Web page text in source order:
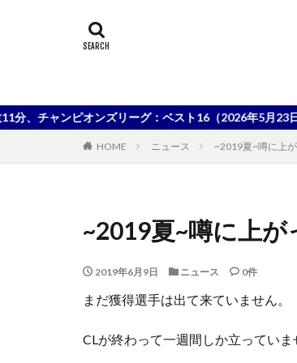
オンズリーグ：ベスト16（2026年5月23日現在)
HOME ニュース ~2019夏~噂に上
~2019夏~噂に上
2019年6月9日 ニュース 0件
まだ獲得選手は出て来ていません。
CLが終わって一週間しか立ってい